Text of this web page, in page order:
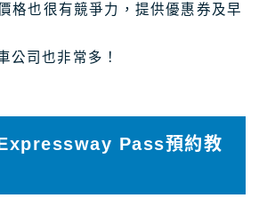
格也很有競爭力，提供優惠券及早
公司也非常多！
Pass預約教